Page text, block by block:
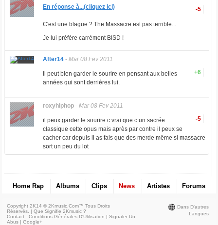
-5
En réponse à...(cliquez ici)
C'est une blague ? The Massacre est pas terrible...
Je lui préfère carrément BISD !
After14- Mar 08 Fev 2011
+6
Il peut bien garder le sourire en pensant aux belles
années qui sont derrières lui.
roxyhiphop- Mar 08 Fev 2011
-5
il peux garder le sourire c vrai que c un sacrée
classique cette opus mais après par contre il peux se
cacher car depuis il as fais que des merde même si massacre
sort un peu du lot
Home Rap Albums Clips News Artistes Forums
Dans D'autres
Langues
Copyright 2K14 © 2Kmusic.com™Tous Droits
Réservés . |Que Signifie 2Kmusic ?
Contact - Conditions Générales D'Utilisation |Signaler Un
Abus |Google+